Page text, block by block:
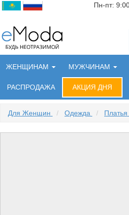
Пн-пт:
ЖЕНЩИНАМ МУЖЧИНАМ
РАСПРОДАЖА АКЦИЯ ДНЯ
Для Женщин / Одежда / Платья